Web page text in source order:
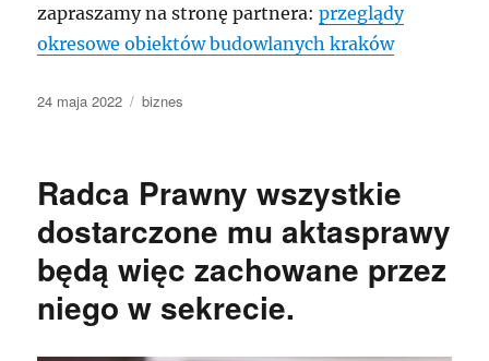
zapraszamy na stronę partnera:przeglądy
okresowe obiektów budowlanych kraków
Data
24 maja 2022 Kategorie
biznes
Radca Prawny wszystkie
dostarczone mu aktasprawy
będą więc zachowane przez
niego w sekrecie.